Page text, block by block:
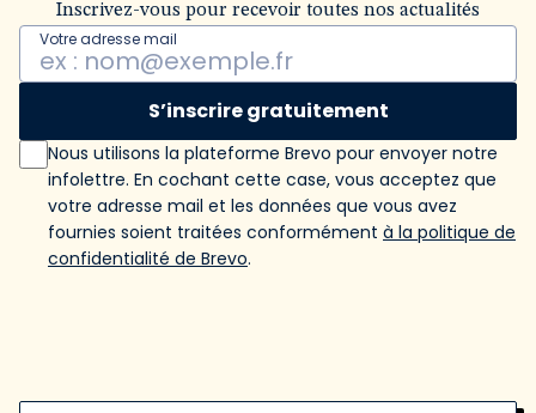
Inscrivez-vous pour recevoir toutes nos actualités
Votre adresse mail
S’inscrire gratuitement
Nous utilisons la plateforme Brevo pour envoyer notre
infolettre. En cochant cette case, vous acceptez que
votre adresse mail et les données que vous avez
fournies soient traitées conformément à la politique de
confidentialité de Brevo.